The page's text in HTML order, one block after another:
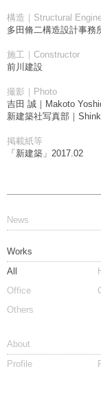
構造｜Structural
多田脩二構造設計事務
施工｜Constructor
前川建設
撮影｜Photo
吉田 誠｜Makoto
新建築社写真部｜
掲載紙等
「新建築」2017.02
News
Works
All
Office
Others
About
Profile